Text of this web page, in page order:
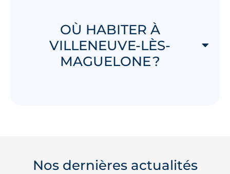
OÙ HABITER À
VILLENEUVE-LÈS-
MAGUELONE ?
Nos dernières actualités